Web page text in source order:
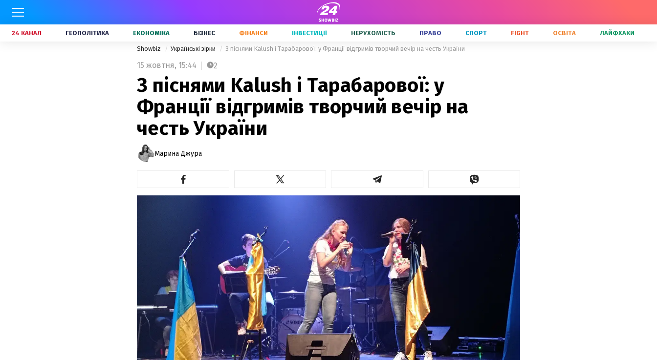
24 КАНАЛ ГЕОПОЛІТИКА ЕКОНОМІКА БІЗНЕС ФІНАНСИ ІНВЕСТИЦІЇ НЕРУХОМІСТЬ ПРАВО СПОРТ FIGHT ОСВІТА ЛАЙФХАКИ
Showbiz Українські зірки З піснями Kalush і Тарабарової: у Франції відгримів творчий вечір на честь України
15 жовтня, 15:44 2
З піснями Kalush і Тарабарової: у
Франції відгримів творчий вечір на
честь України
Марина Джура